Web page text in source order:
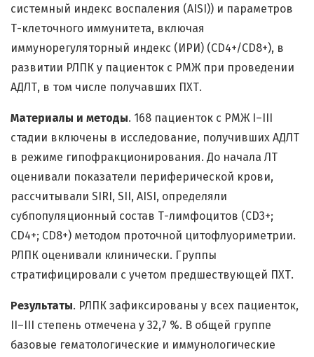
системный индекс воспаления (AISI)) и параметров
Т-клеточного иммунитета, включая
иммунорегуляторный индекс (ИРИ) (CD4+/CD8+), в
развитии РЛПК у пациенток с РМЖ при проведении
АДЛТ, в том числе получавших ПХТ.
Материалы и методы. 168 пациенток с РМЖ I–III
стадии включены в исследование, получивших АДЛТ
в режиме гипофракционирования. До начала ЛТ
оценивали показатели периферической крови,
рассчитывали SIRI, SII, AISI, определяли
субпопуляционный состав Т-лимфоцитов (СD3+;
CD4+; CD8+) методом проточной цитофлуориметрии.
РЛПК оценивали клинически. Группы
стратифицировали с учетом предшествующей ПХТ.
Результаты. РЛПК зафиксированы у всех пациенток,
II–III степень отмечена у 32,7 %. В общей группе
базовые гематологические и иммунологические